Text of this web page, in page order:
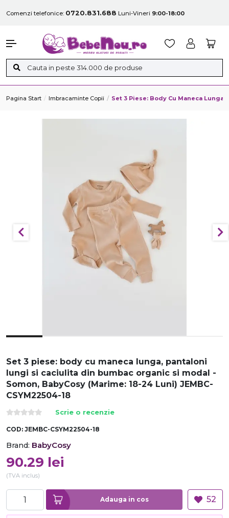
Comenzi telefonice: 0720.831.688 Luni-Vineri 9:00-18:00
Pagina Start Imbracaminte Copii Set 3 Piese: Body Cu Maneca
Set 3 piese: body cu maneca lunga, pantaloni
lungi si caciulita din bumbac organic si modal -
Somon, BabyCosy (Marime: 18-24 Luni) JEMBC-
CSYM22504-18
Scrie o recenzie
COD: JEMBC-CSYM22504-18
Brand: BabyCosy
90.29 lei
(TVA inclus)
Adauga in cos 52